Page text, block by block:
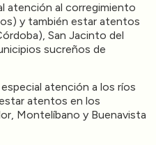
atención al corregimiento
y también estar atentos
San Jacinto del
sucreños de
atención a los ríos
atentos en los
Montelíbano y Buenavista